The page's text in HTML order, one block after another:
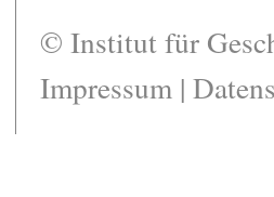
© Institut für
Impressum |